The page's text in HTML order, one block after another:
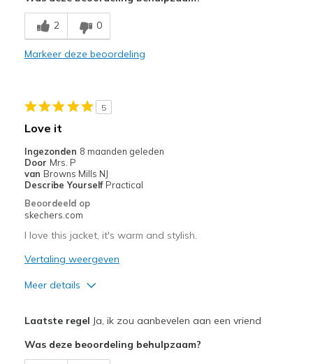
Breathe Well
Comfortable
Beste toepassingen
Width
Sizing
Feels true to size
2 0
Markeer deze beoordeling
5
Love it
Ingezonden 8 maanden geleden
Door Mrs. P
van Browns Mills NJ
Describe Yourself Practical
Beoordeeld op
skechers.com
I love this jacket, it's warm and stylish.
Vertaling weergeven
Meer details
Warm
Laatste regel Ja, ik zou aanbevelen aan een vriend
Was deze beoordeling behulpzaam?